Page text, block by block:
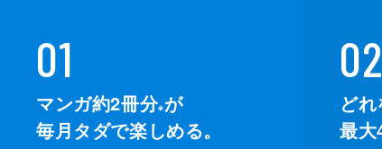
01
マンガ約2冊分※が
毎月タダで楽しめる。
02
ど
最大